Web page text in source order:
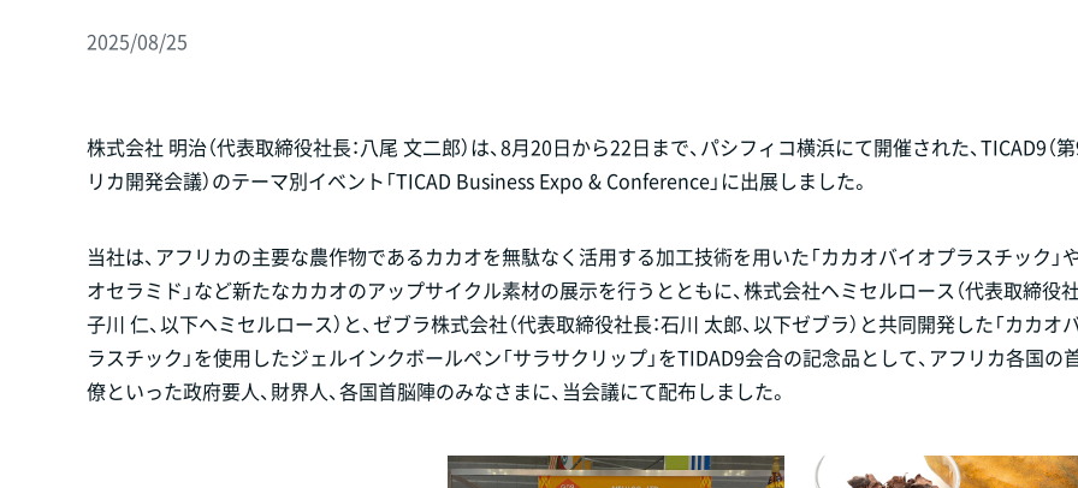
2025/08/25
株式会社 明治（代表取締役社長：八尾 文二郎）は、8月20日から22日まで、パシフィコ横浜にて開催された、TICAD9（
リカ開発会議）のテーマ別イベント「TICAD Business Expo & Conference」に出展しました。
当社は、アフリカの主要な農作物であるカカオを無駄なく活用する加工技術を用いた「カカオバイオプラスチック」
オセラミド」など新たなカカオのアップサイクル素材の展示を行うとともに、株式会社ヘミセルロース（代表取締役社
子川 仁、以下ヘミセルロース）と、ゼブラ株式会社（代表取締役社長：石川 太郎、以下ゼブラ）と共同開発した「カカオ
ラスチック」を使用したジェルインクボールペン「サラサクリップ」をTIDAD9会合の記念品として、アフリカ各国の
僚といった政府要人、財界人、各国首脳陣のみなさまに、当会議にて配布しました。